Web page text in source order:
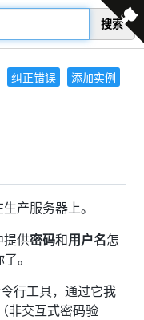
搜索
纠正错误 添加实例
产服务器上。
提供密码和用户名怎
。
行工具，通过它我
非交互式密码验